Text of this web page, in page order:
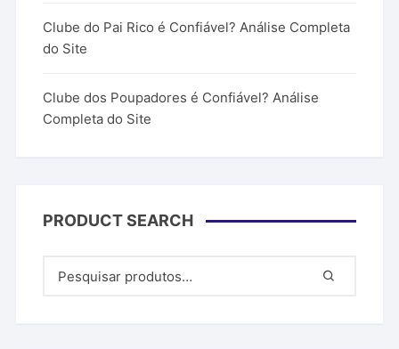
Clube do Pai Rico é Confiável? Análise Completa
do Site
Clube dos Poupadores é Confiável? Análise
Completa do Site
PRODUCT SEARCH